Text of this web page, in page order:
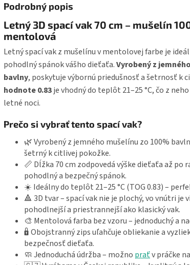
Podrobný popis
Letný 3D spací vak 70 cm – mušelín
mentolová
Letný spací vak z mušelínu v mentolovej farbe je
pohodlný spánok vášho dieťaťa.Vyrobený z
bavlny, poskytuje výbornú priedušnosť a šetrnosť k
hodnote 0.83je vhodný do teplôt 21–25 °C, čo z
letné noci.
Prečo si vybrať tento spací vak?
🌿 Vyrobený z jemného mušelínu zo 100%
šetrný k citlivej pokožke.
📏 Dĺžka 70 cm zodpovedá výške dieťaťa až po
pohodlný a bezpečný spánok.
☀️ Ideálny do teplôt 21–25 °C (TOG 0.83) –
🔺 3D tvar – spací vak nie je plochý, vo vnútri je
pohodlnejší a priestrannejší ako klasický vak.
🎨 Mentolová farba bez vzoru – jednoduchý a
🔒 Obojstranný zips uľahčuje obliekanie a
bezpečnosť dieťaťa.
🧼 Jednoduchá údržba – možno praťv práčke